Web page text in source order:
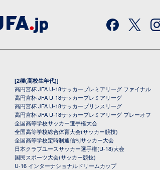
[2種(高校生年代)]
高円宮杯 JFA U-18サッカープレミアリーグ ファイナル
高円宮杯 JFA U-18サッカープレミアリーグ
高円宮杯 JFA U-18サッカープリンスリーグ
高円宮杯 JFA U-18サッカープレミアリーグ プレーオフ
全国高等学校サッカー選手権大会
全国高等学校総合体育大会(サッカー競技)
全国高等学校定時制通信制サッカー大会
日本クラブユースサッカー選手権(U-18)大会
国民スポーツ大会(サッカー競技)
U-16 インターナショナルドリームカップ